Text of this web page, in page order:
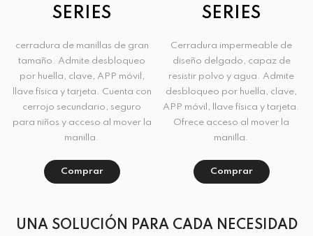
SERIES
cerradura de manillas de gran
tamaño. Admite desbloqueo
por huella, clave, APP móvil,
llave física y tarjeta. Cuenta con
cerrojo secundario, seguro
para niños y acceso al mover la
manilla.
Comprar
SERIES
Cerradura impermeable de
diseño delgado, capaz de
resistir polvo y agua. Admite
desbloqueo por huella, clave,
APP móvil, llave física y tarjeta.
Ofrece acceso al mover la
manilla.
Comprar
UNA SOLUCIÓN PARA CADA NECESIDAD